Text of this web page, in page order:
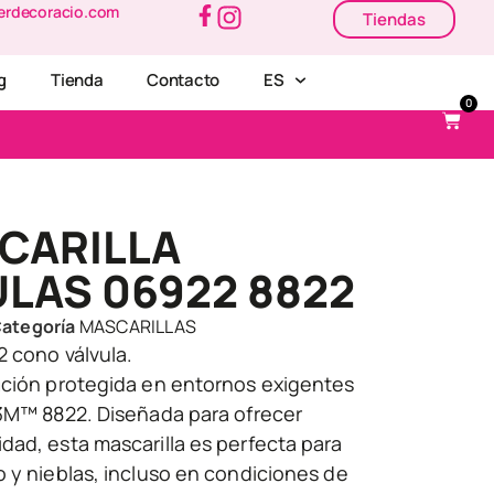
Tiendas
Tienda Contacto ES
0
06922 8822
MASCARILLAS
cono válvula.
protegida en entornos exigentes
8822. Diseñada para ofrecer
esta mascarilla es perfecta para
y nieblas, incluso en condiciones de